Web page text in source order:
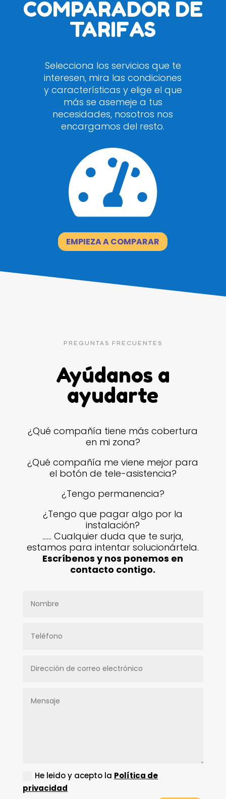
COMPARADOR DE
TARIFAS
Selecciona los servicios que te
interesen, mira las condiciones
y características y elige el que
más se asemeje a tus
necesidades, nosotros nos
encargamos del resto.
EMPIEZA A COMPARAR
PREGUNTAS FRECUENTES
Ayúdanos a
ayudarte
¿Qué compañía tiene más cobertura
en mi zona?
¿Qué compañía me viene mejor para
el botón de tele-asistencia?
¿Tengo permanencia?
¿Tengo que pagar algo por la
instalación?
…… Cualquier duda que te surja,
estamos para intentar solucionártela.
Escríbenos y nos ponemos en
contacto contigo.
He leido y acepto la Política de
privacidad